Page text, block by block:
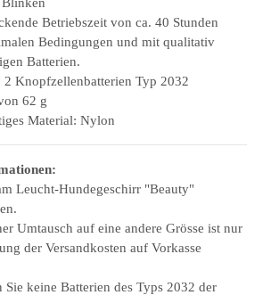
Betriebszeit von ca. 40 Stunden
Bedingungen und mit qualitativ
Batterien.
2 Knopfzellenbatterien Typ 2032
62 g
Material: Nylon
Leucht-Hundegeschirr "Beauty"
Umtausch auf eine andere Grösse ist nur
der Versandkosten auf Vorkasse
Sie keine Batterien des Typs 2032 der